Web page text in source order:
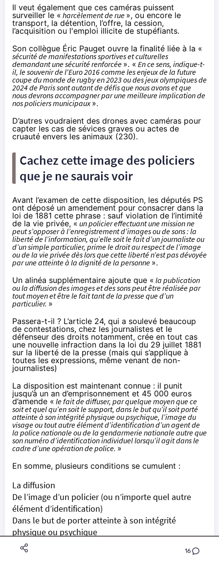
Il veut également que ces caméras puissent
surveiller le « harcèlement de rue », ou encore le
transport, la détention, l’offre, la cession,
l’acquisition ou l'emploi illicite de stupéfiants.
Son collègue Éric Pauget ouvre la finalité liée à la «
sécurité de manifestations sportives et culturelles
demandant une sécurité renforcée ». « En ce sens, indique-t-
il, le souvenir de l'Euro 2016 comme les enjeux de la future
coupe du monde de rugby en 2023 ou des jeux olympiques de
2024 de Paris sont autant de défis que nous avons et que
nous devrons accompagner par une meilleure implication de
nos policiers municipaux».
D’autres voudraient des drones avec caméras pour
capter les cas de sévices graves ou actes de
cruauté envers les animaux (230).
Cachez cette image des policiers
que je ne saurais voir
Avant l’examen de cette disposition, les députés PS
ont déposé un amendement pour consacrer dans la
loi de 1881 cette phrase : sauf violation de l’intimité
de la vie privée, « un policier effectuant une mission ne
peut s’opposer à l’enregistrement d’images ou de sons : la
liberté de l’information, qu’elle soit le fait d’un journaliste ou
d’un simple particulier, prime le droit au respect de l’image
ou de la vie privée dès lors que cette liberté n’est pas dévoyée
par une atteinte à la dignité de la personne ».
Un alinéa supplémentaire ajoute que « la publication
ou la diffusion des images et des sons peut être réalisée par
tout moyen et être le fait tant de la presse que d’un
particulier. »
Passera-t-il ? L’article 24, qui a soulevé beaucoup
de contestations, chez les journalistes et le
défenseur des droits notamment, crée en tout cas
une nouvelle infraction dans la loi du 29 juillet 1881
sur la liberté de la presse (mais qui s’applique à
toutes les expressions, même venant de non-
journalistes)
La disposition est maintenant connue : il punit
jusqu’à un an d’emprisonnement et 45 000 euros
d’amende « le fait de diffuser, par quelque moyen que ce
soit et quel qu’en soit le support, dans le but qu’il soit porté
atteinte à son intégrité physique ou psychique, l’image du
visage ou tout autre élément d’identification d’un agent de
la police nationale ou de la gendarmerie nationale autre que
son numéro d’identification individuel lorsqu’il agit dans le
cadre d’une opération de police. »
En somme, plusieurs conditions se cumulent :
La diffusion
De l’image d’un policier (ou n’importe quel autre
élément d’identification)
Dans le but de porter atteinte à son intégrité
physique ou psychique
Il n’est pas nécessaire que cette atteinte soit «
16